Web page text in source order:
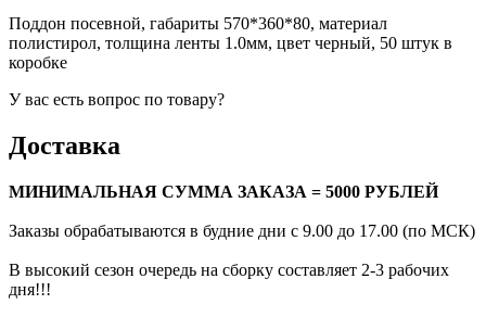
Поддон посевной, габариты 570*360*80, материал
полистирол, толщина ленты 1.0мм, цвет черный, 50 штук в
коробке
У вас есть вопрос по товару?
Доставка
МИНИМАЛЬНАЯ СУММА ЗАКАЗА = 5000 РУБЛЕЙ
Заказы обрабатываются в будние дни с 9.00 до 17.00 (по МСК)
В высокий сезон очередь на сборку составляет 2-3 рабочих
дня!!!